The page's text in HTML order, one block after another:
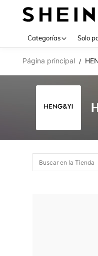
Categorías Solo
Página principal /